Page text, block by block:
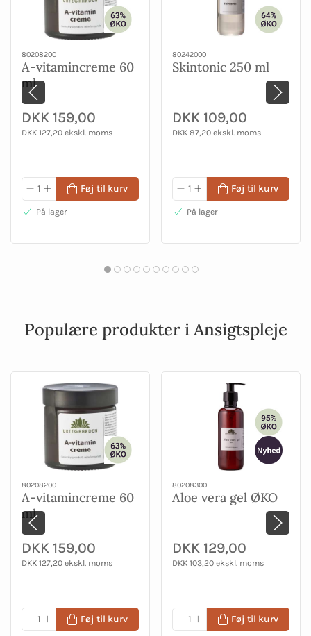
80208200
A-vitamincreme 60
ml
DKK 159,00
DKK 127,20 ekskl. moms
Føj til kurv
På lager
80242000
Skintonic 250 ml
DKK 109,00
DKK 87,20 ekskl. moms
Føj til kurv
På lager
Populære produkter i Ansigtspleje
80208200
A-vitamincreme 60
ml
DKK 159,00
DKK 127,20 ekskl. moms
Føj til kurv
80208300
Aloe vera gel ØKO
DKK 129,00
DKK 103,20 ekskl. moms
Føj til kurv